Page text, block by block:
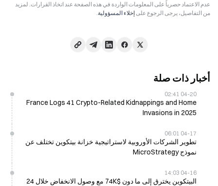
عدم الاعتماد حصرياً على المعلومات الواردة في هذه الصفحة عند اتخاذ القرارات. لمزيد
من التفاصيل، يرجى الرجوع على إخلاء المسؤولية.
أخبار ذات صلة
04-20 02:41
France Logs 41 Crypto-Related Kidnappings and Home
Invasions in 2025
04-17 06:01
تطوير الشركات الأوروبية لاستراتيجية خزانة بيتكوين تختلف عن
نموذج MicroStrategy
04-16 14:03
البيتكوين يخترق إلى ما دون $74K مع وصول الانخفاض خلال 24